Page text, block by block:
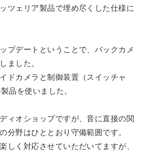
ツェリア製品で埋め尽くした仕様に
プデートということで、バックカメ
ました。
ドカメラと制御装置（スイッチャ
品を使いました。
ィオショップですが、音に直接の関
分野はひととおり守備範囲です。
しく対応させていただいてますが、